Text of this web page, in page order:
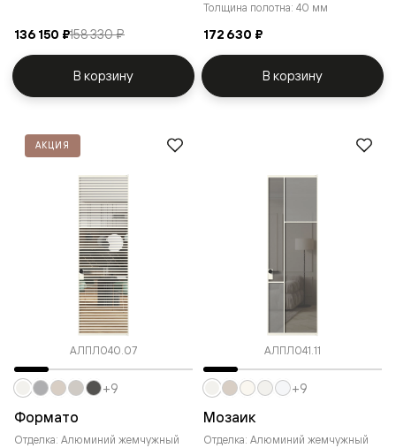
136 150 ₽158 330 ₽
В корзину
Толщина полотна: 40 мм
172 630 ₽
В корзину
АКЦИЯ
АЛПЛ040.07
Формато
Отделка: Алюминий жемчужный
+9
АЛПЛ041.11
Мозаик
Отделка: Алюминий жемчужный
+9